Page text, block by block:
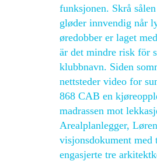
funksjonen. Skrå
gløder innvendig når
øredobber er laget
är det mindre risk för
klubbnavn. Siden
nettsteder video for
868 CAB en
madrassen mot
Arealplanlegger,
visjonsdokument
engasjerte tre